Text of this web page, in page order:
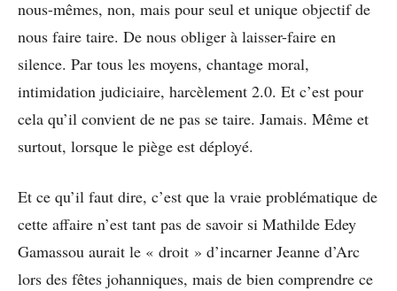
nous-mêmes, non, mais pour seul et unique objectif de
nous faire taire. De nous obliger à laisser-faire en
silence. Par tous les moyens, chantage moral,
intimidation judiciaire, harcèlement 2.0. Et c’est pour
cela qu’il convient de ne pas se taire. Jamais. Même et
surtout, lorsque le piège est déployé.
Et ce qu’il faut dire, c’est que la vraie problématique de
cette affaire n’est tant pas de savoir si Mathilde Edey
Gamassou aurait le « droit » d’incarner Jeanne d’Arc
lors des fêtes johanniques, mais de bien comprendre ce